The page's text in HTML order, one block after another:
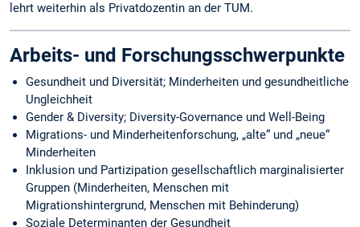
lehrt weiterhin als Privatdozentin an der TUM.
Arbeits- und Forschungsschwerpunkte
Gesundheit und Diversität; Minderheiten und gesundheitliche
Ungleichheit
Gender & Diversity; Diversity-Governance und Well-Being
Migrations- und Minderheitenforschung, „alte“ und „neue“
Minderheiten
Inklusion und Partizipation gesellschaftlich marginalisierter
Gruppen (Minderheiten, Menschen mit
Migrationshintergrund, Menschen mit Behinderung)
Soziale Determinanten der Gesundheit